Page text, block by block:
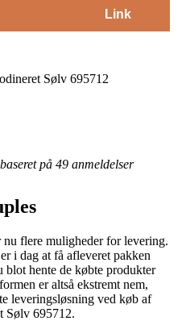
Link
Sølv 695712
på 49 anmeldelser
flere muligheder for levering.
i dag at få afleveret pakken
blot hente de købte produkter
er altså ekstremt nem,
leveringsløsning ved køb af
Sølv 695712.